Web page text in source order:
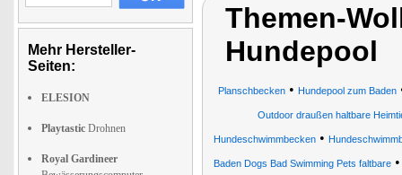
Mehr Hersteller-
Seiten:
ELESION
Playtastic Drohnen
Royal Gardineer
Themen-
Hundepool
Planschbecken• Hundepool zum Baden
Outdoor draußen haltbare
Hundeschwimmbecken •
Baden Dogs Bad Swimming Pets faltbare